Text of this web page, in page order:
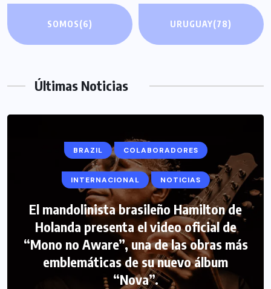
SOMOS(6) URUGUAY(78)
Últimas Noticias
BRAZIL COLABORADORES
INTERNACIONAL NOTICIAS
El mandolinista brasileño Hamilton de
Holanda presenta el video oficial de
“Mono no Aware”, una de las obras más
emblemáticas de su nuevo álbum
“Nova”.